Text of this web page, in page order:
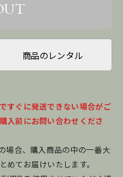
商品のレンタル
すぐに発送できない場合がご
入前にお問い合わせくださ
場合、購入商品の中の一番大
めてお届けいたします。